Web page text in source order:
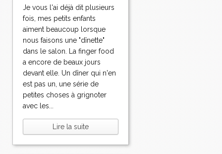
Je vous l'ai déjà dit plusieurs
fois, mes petits enfants
aiment beaucoup lorsque
nous faisons une "dînette"
dans le salon. La finger food
a encore de beaux jours
devant elle. Un dîner qui n'en
est pas un, une série de
petites choses à grignoter
avec les...
Lire la suite